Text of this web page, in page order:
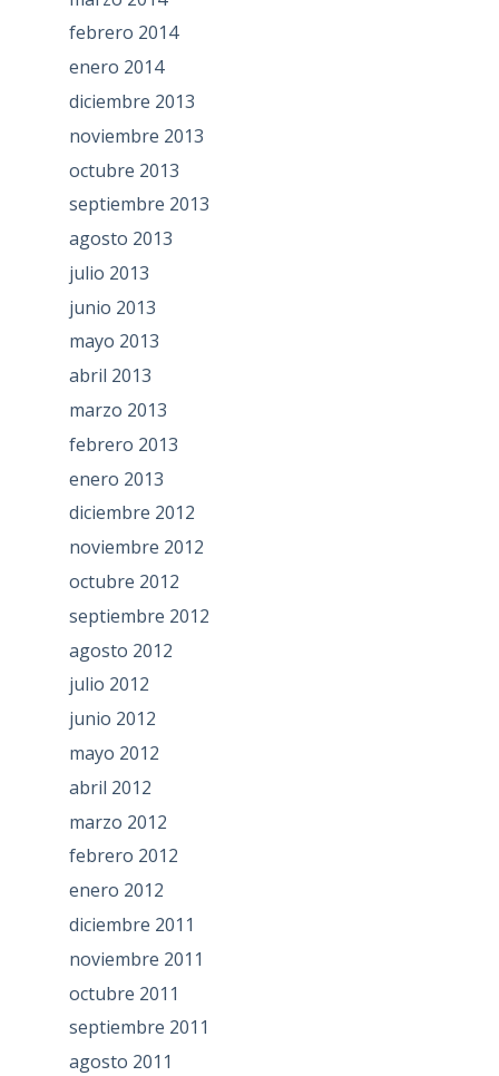
febrero 2014
enero 2014
diciembre 2013
noviembre 2013
octubre 2013
septiembre 2013
agosto 2013
julio 2013
junio 2013
mayo 2013
abril 2013
marzo 2013
febrero 2013
enero 2013
diciembre 2012
noviembre 2012
octubre 2012
septiembre 2012
agosto 2012
julio 2012
junio 2012
mayo 2012
abril 2012
marzo 2012
febrero 2012
enero 2012
diciembre 2011
noviembre 2011
octubre 2011
septiembre 2011
agosto 2011